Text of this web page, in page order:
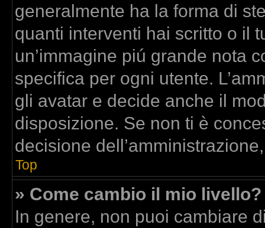
generalmente ha la forma di
quanti interventi hai scritto o il
un’immagine piú grande nota
specifica per ogni utente.
gli avatar e decide anche il
disposizione. Se non ti è
decisione
Top
» Come cambio il mio livello?
In genere, non puoi cambiare